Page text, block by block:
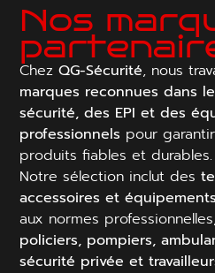
Nos
ChezQG-Sécurité, nous
marques reconnues dans
sécurité, des EPI et des
professionnels pour
produits fiables et durables.
Notre sélection inclut des
accessoires et
aux normes
policiers, pompiers,
sécurité privée et